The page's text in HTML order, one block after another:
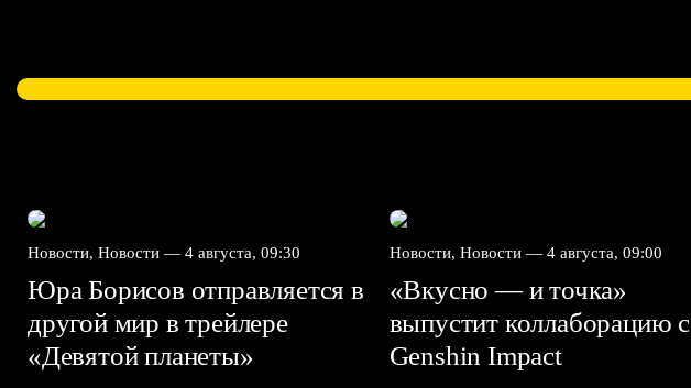
Новости, Новости — 4 августа, 09:30
Юра Борисов отправляется в
другой мир в трейлере
«Девятой планеты»
Новости, Новости — 4 августа, 09:00
«Вкусно — и точка»
выпустит коллаборацию с
Genshin Impact⁠⁠